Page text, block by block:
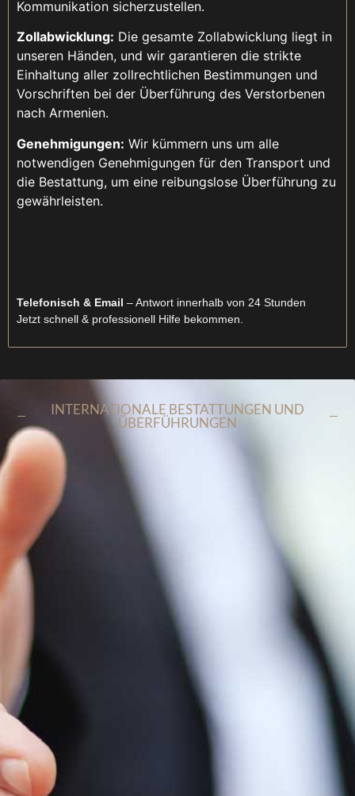
Kommunikation sicherzustellen.
Zollabwicklung: Die gesamte Zollabwicklung liegt in
unseren Händen, und wir garantieren die strikte
Einhaltung aller zollrechtlichen Bestimmungen und
Vorschriften bei der Überführung des Verstorbenen
nach Armenien.
Genehmigungen: Wir kümmern uns um alle
notwendigen Genehmigungen für den Transport und
die Bestattung, um eine reibungslose Überführung zu
gewährleisten.
Telefonisch & Email – Antwort innerhalb von 24 Stunden
Jetzt schnell & professionell Hilfe bekommen.
INTERNATIONALE BESTATTUNGEN UND
ÜBERFÜHRUNGEN